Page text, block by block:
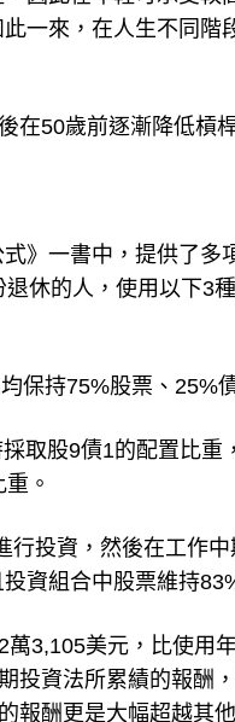
因此在年輕可承受較
一來，在人生不同階
50歲前逐漸降低槓
》一書中，提供了多
休的人，使用以下3
取股9債1的配置比重
投資，然後在工作中
3,105美元，比使用
投資法所累績的報酬